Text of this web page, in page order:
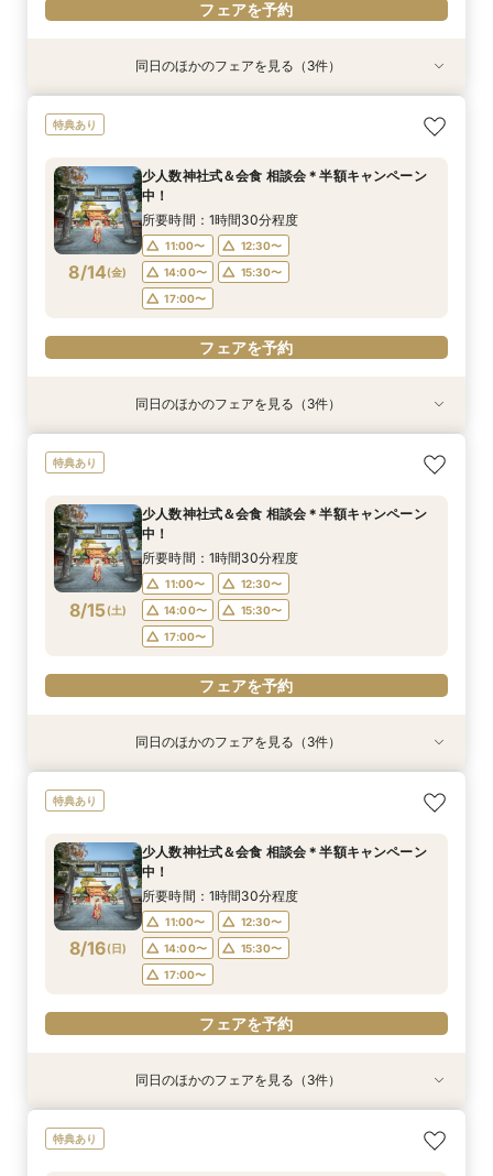
フェアを予約
8/13(木)
【少人数専門】家族に感謝を伝える結婚式＆会食
14:00〜
15:30〜
17:00〜
フェアを予約
8/13(木)
14:00〜
15:30〜
17:00〜
フェアを予約
8/13(木)
大人気！リゾートウエディング相談会（沖縄、北
フェアを予約
同日のほかのフェアを見る（3件）
特典あり
8/14(金)
少人数神社式＆会食 相談会＊半額キャンペーン
中！
所要時間：1時間30分程度
11:00〜
12:30〜
14:00〜
15:30〜
17:00〜
フェアを予約
8/14(金)
【少人数専門】家族に感謝を伝える結婚式＆会食
14:00〜
15:30〜
17:00〜
フェアを予約
8/14(金)
14:00〜
15:30〜
17:00〜
フェアを予約
8/14(金)
大人気！リゾートウエディング相談会（沖縄、北
フェアを予約
同日のほかのフェアを見る（3件）
特典あり
8/15(土)
少人数神社式＆会食 相談会＊半額キャンペーン
中！
所要時間：1時間30分程度
11:00〜
12:30〜
14:00〜
15:30〜
17:00〜
フェアを予約
8/15(土)
【少人数専門】家族に感謝を伝える結婚式＆会食
14:00〜
15:30〜
17:00〜
フェアを予約
8/15(土)
14:00〜
15:30〜
17:00〜
フェアを予約
8/15(土)
大人気！リゾートウエディング相談会（沖縄、北
フェアを予約
同日のほかのフェアを見る（3件）
特典あり
8/16(日)
少人数神社式＆会食 相談会＊半額キャンペーン
中！
所要時間：1時間30分程度
11:00〜
12:30〜
14:00〜
15:30〜
17:00〜
フェアを予約
【少人数専門】家族に感謝を伝える結婚式＆会食
大人気！リゾートウエディング相談会（沖縄、北
同日のほかのフェアを見る（3件）
特典あり